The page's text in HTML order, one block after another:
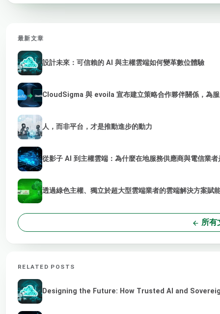
最新文章
設計未來：可信賴的 AI 與主權雲端如何變革數位體驗
CloudSigma 與 evoila 宣布建立策略合作夥伴關係，為
人，而非平台，才是推動進步的動力
從影子 AI 到主權雲端：為什麼在地服務供應商與電信業
透過綠色主權、獨立於超大型雲端業者的雲端解決方案賦
所有
RELATED POSTS
Designing the Future: How Trusted AI and